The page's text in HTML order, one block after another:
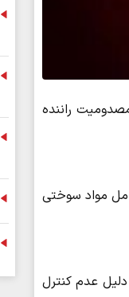
و مصدومیت راننده
مواد سوختی
محور سقز–مریوان به دلیل عدم کنترل